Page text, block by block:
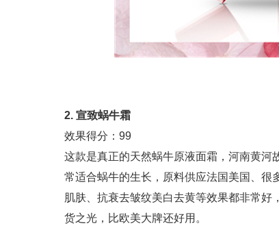
2. 宣致蜗牛霜
效果得分：99
这款是真正的天然蜗牛原液面霜，河南黄河
常适合蜗牛的生长，原料供应法国美国、很
肌肤、抗衰去皱纹美白去黄等效果都非常
货之光，比欧美大牌还好用。